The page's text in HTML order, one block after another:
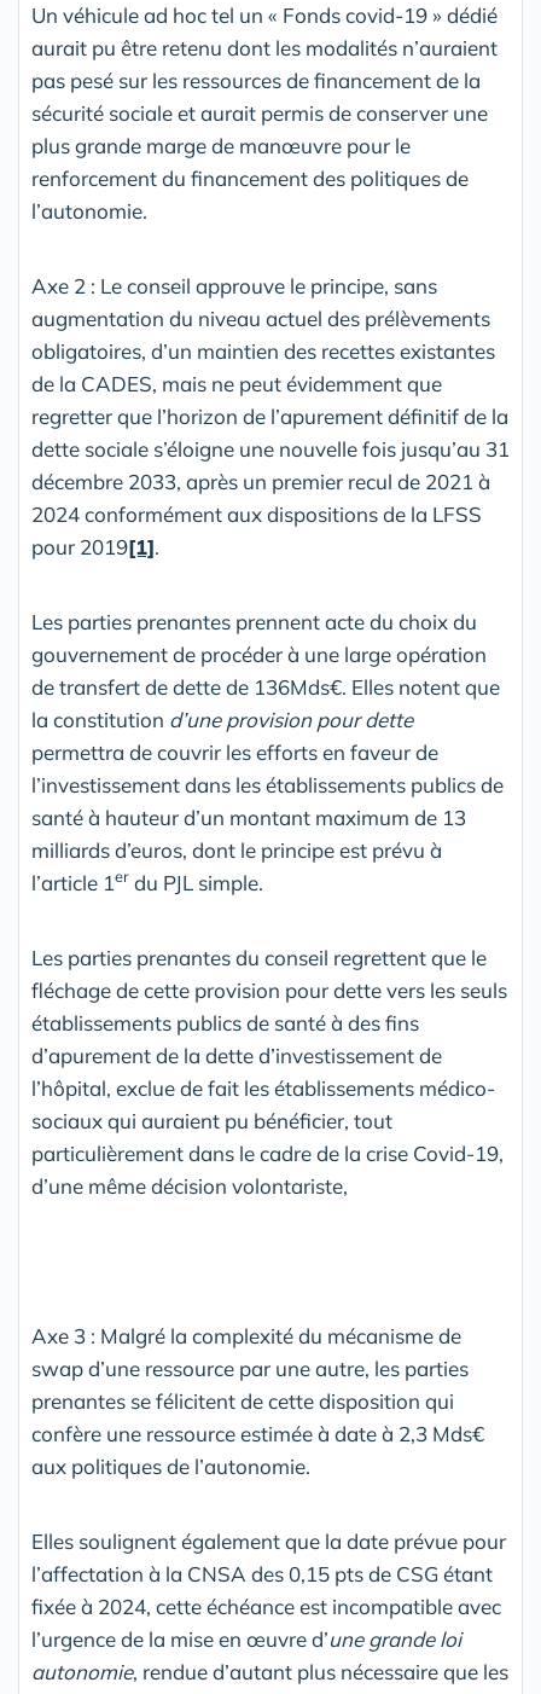
Un véhicule ad hoc tel un « Fonds covid-19 » dédié
aurait pu être retenu dont les modalités n’auraient
pas pesé sur les ressources de financement de la
sécurité sociale et aurait permis de conserver une
plus grande marge de manœuvre pour le
renforcement du financement des politiques de
l’autonomie.
Axe 2 : Le conseil approuve le principe, sans
augmentation du niveau actuel des prélèvements
obligatoires, d’un maintien des recettes existantes
de la CADES, mais ne peut évidemment que
regretter que l’horizon de l’apurement définitif de la
dette sociale s’éloigne une nouvelle fois jusqu’au 31
décembre 2033, après un premier recul de 2021 à
2024 conformément aux dispositions de la LFSS
pour 2019[1].
Les parties prenantes prennent acte du choix du
gouvernement de procéder à une large opération
de transfert de dette de 136Mds€. Elles notent que
la constitution d’une provision pour dette
permettra de couvrir les efforts en faveur de
l’investissement dans les établissements publics de
santé à hauteur d’un montant maximum de 13
milliards d’euros, dont le principe est prévu à
l’article 1er du PJL simple.
Les parties prenantes du conseil regrettent que le
fléchage de cette provision pour dette vers les seuls
établissements publics de santé à des fins
d’apurement de la dette d’investissement de
l’hôpital, exclue de fait les établissements médico-
sociaux qui auraient pu bénéficier, tout
particulièrement dans le cadre de la crise Covid-19,
d’une même décision volontariste,
Axe 3 : Malgré la complexité du mécanisme de
swap d’une ressource par une autre, les parties
prenantes se félicitent de cette disposition qui
confère une ressource estimée à date à 2,3 Mds€
aux politiques de l’autonomie.
Elles soulignent également que la date prévue pour
l’affectation à la CNSA des 0,15 pts de CSG étant
fixée à 2024, cette échéance est incompatible avec
l’urgence de la mise en œuvre d’une grande loi
autonomie, rendue d’autant plus nécessaire que les